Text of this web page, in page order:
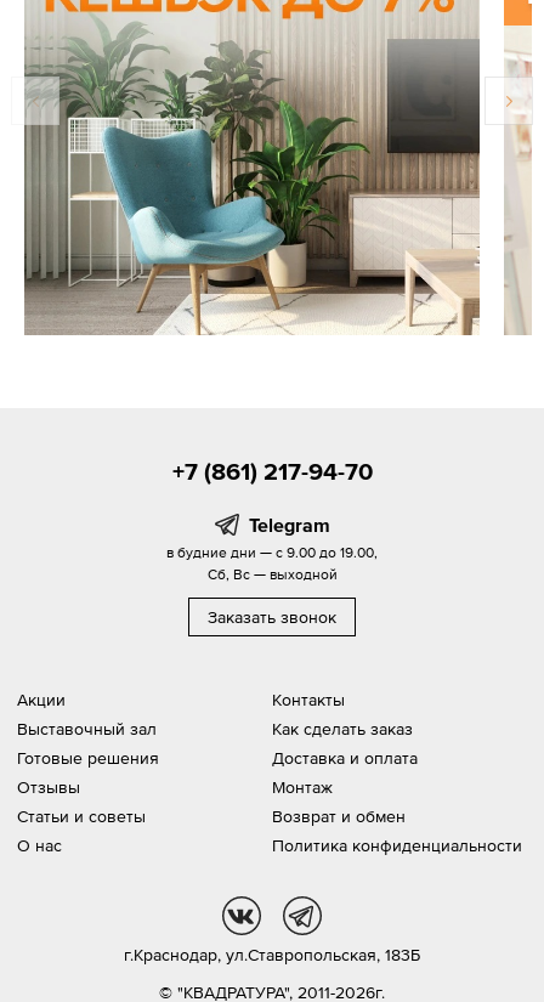
Акции
Выставочный зал
Готовые решения
Отзывы
Статьи и советы
О нас
Контакты
Как сделать заказ
Доставка и оплата
Монтаж
Возврат и обмен
Политика конфиденциальности
+7 (861) 217-94-70
Telegram
в будние дни — с 9.00 до 19.00,
Сб, Вс — выходной
Заказать звонок
© "КВАДРАТУРА", 2011-2026г.
г.Краснодар, ул.Ставропольская, 183Б
vk